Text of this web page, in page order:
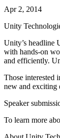
플랜 및 가격
배포
멀티플랫폼
Unity가 지원하
LiveOps
출시 후 인사이
성장
사용자 확보
모바일 사용자
고객 경험
인터랙티브 3D
산업 분야
제조업
운영 우수성 확
리테일
상점 경험을 온
혁신을 가속화
모든 산업 보기
로드맵
예정된 기능 검
용어집
기술 용어 라이
활용 사례
실제 성공 사례
베스트 프랙티
Made with Unity
Unity 크리에이
Livestreams
개발자, 크리에
Unity Awards
시작하기
학습 시작하기
Unity 필수 학습
Unity 사용이
사용법 가이드
실용적인 팁 및
교육
학생용
커리어 시작하기
FAQ
일반적인 질문
유니티 팀과 소
Apr 2, 2014
Unity
Unity’s headline
with hands-on
and efficiently.
Those interested
new and exciting
Speaker
To learn more